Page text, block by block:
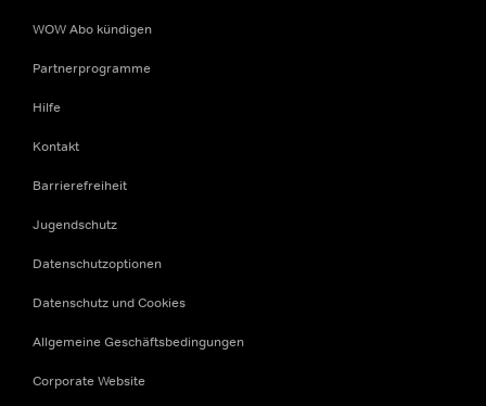
WOW Abo kündigen
Partnerprogramme
Hilfe
Kontakt
Barrierefreiheit
Jugendschutz
Datenschutzoptionen
Datenschutz und Cookies
Allgemeine Geschäftsbedingungen
Corporate Website